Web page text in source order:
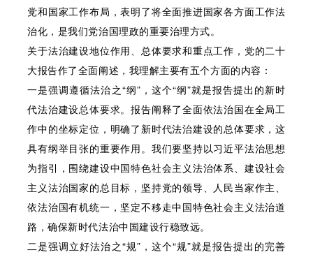
党和国家工作布局，表明了将全面推进国家各方面工作法
治化，是我们党治国理政的重要治理方式。
关于法治建设地位作用、总体要求和重点工作，党的二十
大报告作了全面阐述，我理解主要有五个方面的内容：
一是强调遵循法治之“纲”，这个“纲”就是报告提出的新时
代法治建设总体要求。报告阐释了全面依法治国在全局工
作中的坐标定位，明确了新时代法治建设的总体要求，这
具有纲举目张的重要作用。我们要坚持以习近平法治思想
为指引，围绕建设中国特色社会主义法治体系、建设社会
主义法治国家的总目标，坚持党的领导、人民当家作主、
依法治国有机统一，坚定不移走中国特色社会主义法治道
路，确保新时代法治中国建设行稳致远。
二是强调立好法治之“规”，这个“规”就是报告提出的完善